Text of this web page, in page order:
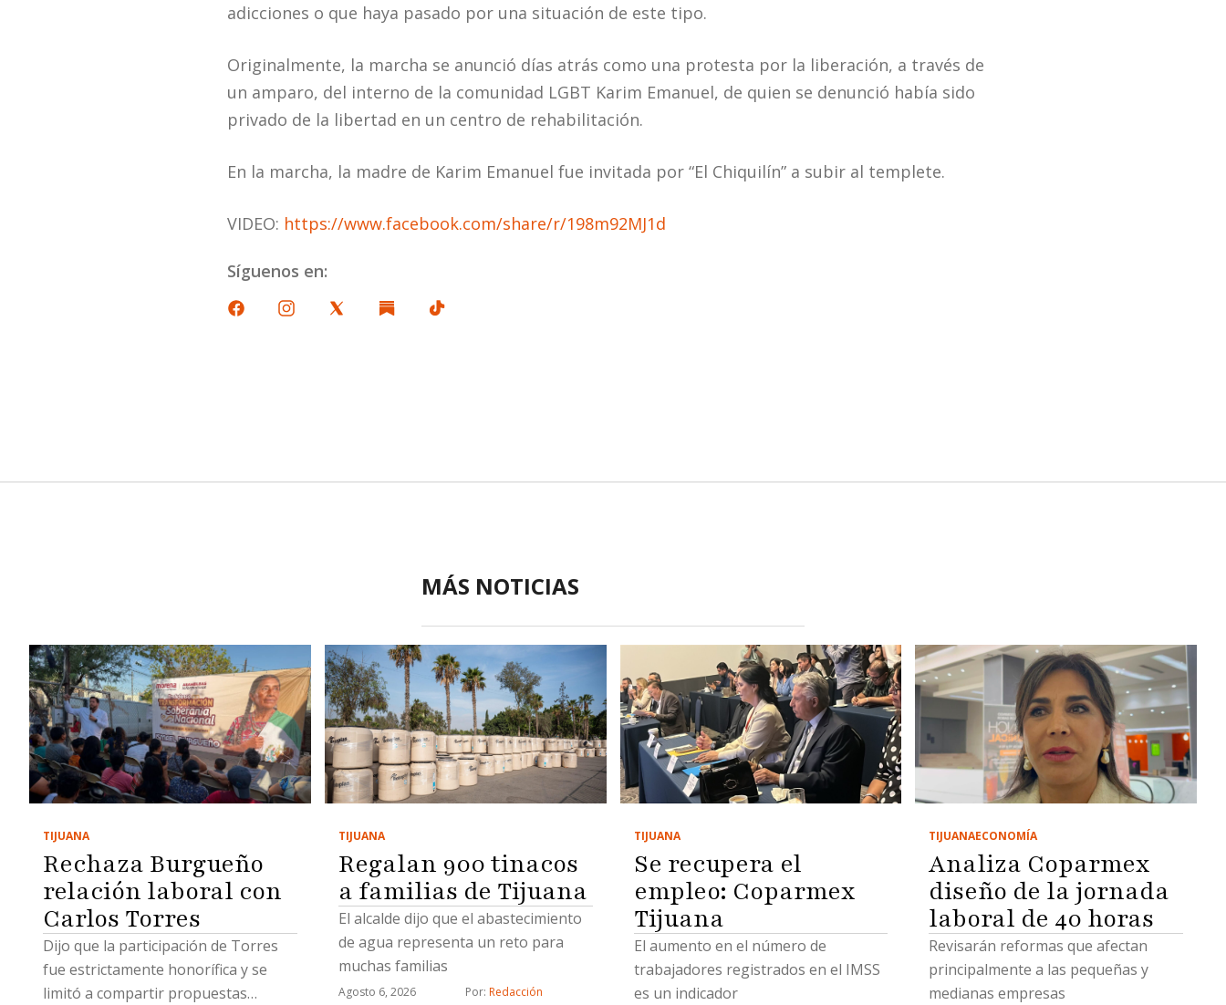
adicciones o que haya pasado por una situación de este tipo.
Originalmente, la marcha se anunció días atrás como una protesta por la liberación, a través de
un amparo, del interno de la comunidad LGBT Karim Emanuel, de quien se denunció había sido
privado de la libertad en un centro de rehabilitación.
En la marcha, la madre de Karim Emanuel fue invitada por “El Chiquilín” a subir al templete.
VIDEO: https://www.facebook.com/share/r/198m92MJ1d
Síguenos en:
MÁS NOTICIAS
TIJUANA
Rechaza Burgueño
relación laboral con
Carlos Torres
Dijo que la participación de Torres
fue estrictamente honorífica y se
limitó a compartir propuestas
TIJUANA
Regalan 900 tinacos
a familias de Tijuana
El alcalde dijo que el abastecimiento
de agua representa un reto para
muchas familias
Agosto 6, 2026 Por: Redacción
TIJUANA
Se recupera el
empleo: Coparmex
Tijuana
El aumento en el número de
trabajadores registrados en el IMSS
es un indicador
TIJUANAECONOMÍA
Analiza Coparmex
diseño de la jornada
laboral de 40 horas
Revisarán reformas que afectan
principalmente a las pequeñas y
medianas empresas